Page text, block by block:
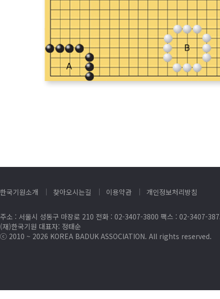
한국기원소개 찾아오시는길 이용약관 개인정보처리방침
주소 : 서울시 성동구 마장로 210 전화 : 02-3407-3800 팩스 : 02-3407-
(재)한국기원 대표자: 정태순
ⓒ 2010 ~ 2026 KOREA BADUK ASSOCIATION. All rights reserved.